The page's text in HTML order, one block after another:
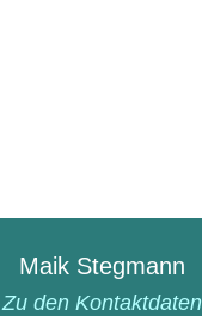
Maik Stegmann
Zu den Kontaktdaten